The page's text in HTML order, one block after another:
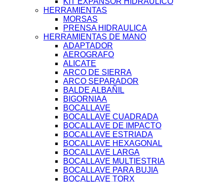
HERRAMIENTAS
MORSAS
PRENSA HIDRAULICA
HERRAMIENTAS DE MANO
ADAPTADOR
AEROGRAFO
ALICATE
ARCO DE SIERRA
ARCO SEPARADOR
BALDE ALBAÑIL
BIGORNIAA
BOCALLAVE
BOCALLAVE CUADRADA
BOCALLAVE DE IMPACTO
BOCALLAVE ESTRIADA
BOCALLAVE HEXAGONAL
BOCALLAVE LARGA
BOCALLAVE MULTIESTRIA
BOCALLAVE PARA BUJIA
BOCALLAVE TORX